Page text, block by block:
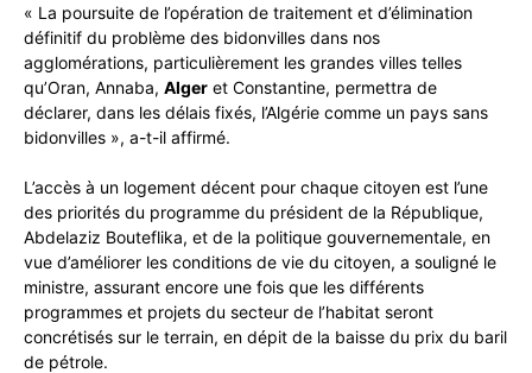
« La poursuite de l’opération de traitement et d’élimination
définitif du problème des bidonvilles dans nos
agglomérations, particulièrement les grandes villes telles
qu’Oran, Annaba, Alger et Constantine, permettra de
déclarer, dans les délais fixés, l’Algérie comme un pays sans
bidonvilles », a-t-il affirmé.
L’accès à un logement décent pour chaque citoyen est l’une
des priorités du programme du président de la République,
Abdelaziz Bouteflika, et de la politique gouvernementale, en
vue d’améliorer les conditions de vie du citoyen, a souligné le
ministre, assurant encore une fois que les différents
programmes et projets du secteur de l’habitat seront
concrétisés sur le terrain, en dépit de la baisse du prix du baril
de pétrole.